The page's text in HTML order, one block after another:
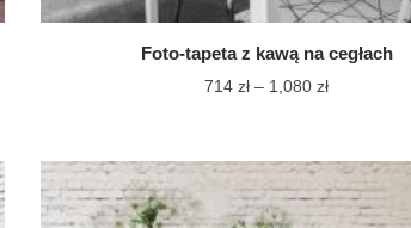
Foto-tapeta z kawą na cegłach
714zł – 1,080złZakres
714 zł
do
1,080 zł
produkt
ma
wiele